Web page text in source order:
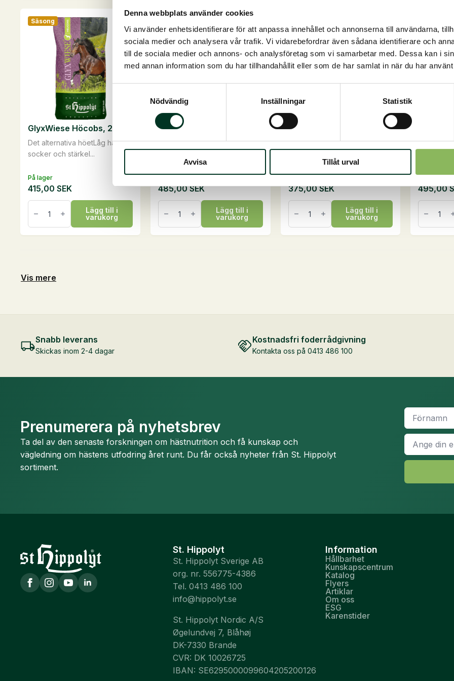
Denna webbplats använder cookies
Vi använder enhetsidentifierare för att anpassa innehållet och annonserna till användarna,
sociala medier och analysera vår trafik. Vi vidarebefordrar även sådana identifierare och
till de sociala medier och annons- och analysföretag som vi samarbetar med. Dessa kan i
med annan information som du har tillhandahållit eller som de har samlat in när du har
Nödvändig
Inställningar Statistik
Avvisa Tillåt urval
På lager
Säsong
Det alternativa höetLåg halt av
socker och stärkel...
GlyxWiese Höcobs, 20 kg
415,00 SEK
GlyxWiese
Höcobs,
kg
mängd
Lägg till i
varukorg
Fri från spannmål och
GlyxWiese Müsli, 15 kg
485,00SEK
GlyxWiese
Müsli,
kg
mängd
Lägg till i
varukorg
Naturliga råfibrer av högsta
kvalitetBra alternati...
GlyxWiese Wiesentaler,
375,00SEK
GlyxWiese
Wiesentaler,
kg
mängd
Lägg till i
varukorg
kvalitet
495,00
med
18
kg
Vis mere
Snabb leverans
Skickas inom 2-4 dagar
Kostnadsfri foderrådgivning
Kontakta oss på 0413 486 100
Prenumerera på nyhetsbrev
Ta del av den senaste forskningen om hästnutrition och få kunskap och
vägledning om hästens utfodring året runt. Du får också nyheter från St. Hippolyt
sortiment.
Namn
E-
post
*
St. Hippolyt
St. Hippolyt Sverige AB
org. nr. 556775-4386
Tel. 0413 486 100
info@hippolyt.se
St. Hippolyt Nordic A/S
Øgelundvej 7, Blåhøj
DK-7330 Brande
CVR: DK 10026725
IBAN: SE6295000099604205200126
Information
Hållbarhet
Kunskapscentrum
Katalog
Flyers
Artiklar
Om oss
ESG
Karenstider